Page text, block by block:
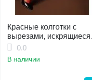
Красные колготки с
вырезами, искрящиеся
стразами в сетку (Spark)
0.0
В наличии